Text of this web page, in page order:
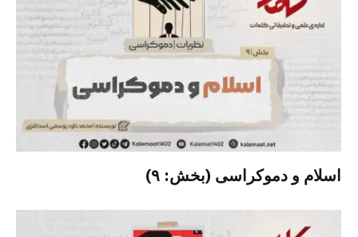
اسلام و دموکراسی (بخش: ۹)